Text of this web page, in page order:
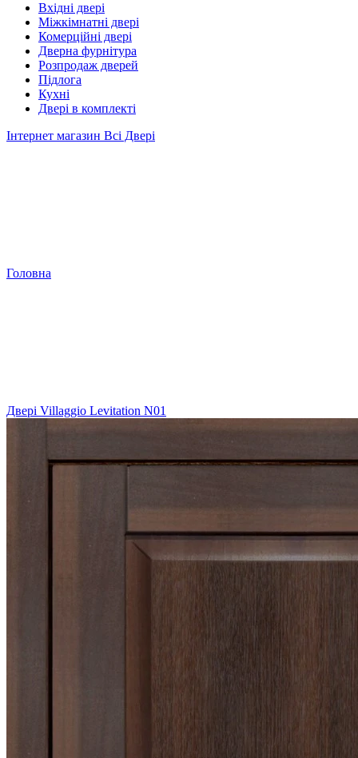
Вхідні двері
Міжкімнатні двері
Комерційні двері
Дверна фурнітура
Розпродаж дверей
Підлога
Кухні
Двері в комплекті
Інтернет магазин Всі Двері
Головна
Двері Villaggio Levitation N01